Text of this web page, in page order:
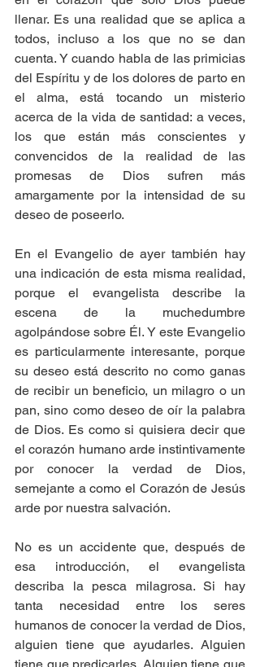
llenar. Es una realidad que se aplica a
todos, incluso a los que no se dan
cuenta. Y cuando habla de las primicias
del Espíritu y de los dolores de parto en
el alma, está tocando un misterio
acerca de la vida de santidad: a veces,
los que están más conscientes y
convencidos de la realidad de las
promesas de Dios sufren más
amargamente por la intensidad de su
deseo de poseerlo.
En el Evangelio de ayer también hay
una indicación de esta misma realidad,
porque el evangelista describe la
escena de la muchedumbre
agolpándose sobre Él. Y este Evangelio
es particularmente interesante, porque
su deseo está descrito no como ganas
de recibir un beneficio, un milagro o un
pan, sino como deseo de oír la palabra
de Dios. Es como si quisiera decir que
el corazón humano arde instintivamente
por conocer la verdad de Dios,
semejante a como el Corazón de Jesús
arde por nuestra salvación.
No es un accidente que, después de
esa introducción, el evangelista
describa la pesca milagrosa. Si hay
tanta necesidad entre los seres
humanos de conocer la verdad de Dios,
alguien tiene que ayudarles. Alguien